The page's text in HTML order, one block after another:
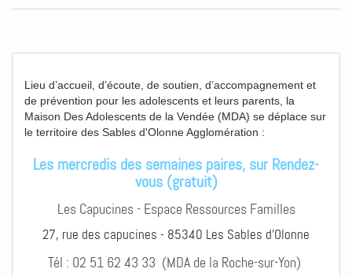
Lieu d’accueil, d’écoute, de soutien, d’accompagnement et
de prévention pour les adolescents et leurs parents, la
Maison Des Adolescents de la Vendée (MDA) se déplace sur
le territoire des Sables d'Olonne Agglomération :
Les mercredis des semaines paires, sur Rendez-
vous (gratuit)
Les Capucines - Espace Ressources Familles
27, rue des capucines - 85340 Les Sables d'Olonne
Tél : 02 51 62 43 33 (MDA de la Roche-sur-Yon)